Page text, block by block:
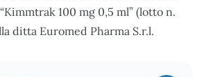
100 mg 0,5 ml” (lotto n.
ditta Euromed Pharma S.r.l.